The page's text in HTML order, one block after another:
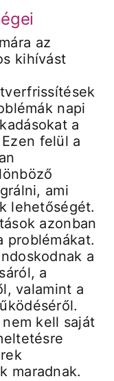
az
kihívást
napi
a
felül a
ami
lehetőségét.
azonban
problémákat.
a
a
valamint a
kell saját
maradnak.